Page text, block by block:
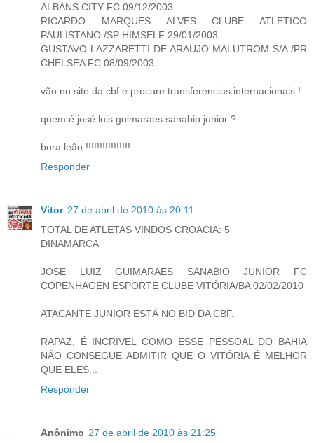
ALBANS CITY FC 09/12/2003
RICARDO MARQUES ALVES CLUBE ATLETICO
PAULISTANO /SP HIMSELF 29/01/2003
GUSTAVO LAZZARETTI DE ARAUJO MALUTROM S/A /PR
CHELSEA FC 08/09/2003
vão no site da cbf e procure transferencias internacionais !
quem é josé luis guimaraes sanabio junior ?
bora leâo !!!!!!!!!!!!!!!!
Responder
Vitor 27 de abril de 2010 às 20:11
TOTAL DE ATLETAS VINDOS CROACIA: 5
DINAMARCA
JOSE LUIZ GUIMARAES SANABIO JUNIOR FC
COPENHAGEN ESPORTE CLUBE VITÓRIA/BA 02/02/2010
ATACANTE JUNIOR ESTÁ NO BID DA CBF.
RAPAZ, É INCRIVEL COMO ESSE PESSOAL DO BAHIA
NÃO CONSEGUE ADMITIR QUE O VITÓRIA É MELHOR
QUE ELES...
Responder
Anônimo 27 de abril de 2010 às 21:25